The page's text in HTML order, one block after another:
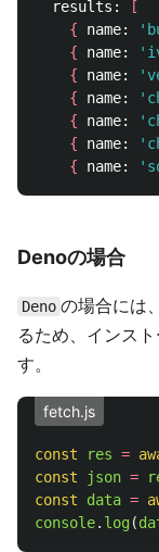
  results:
[
{ name:
{ name:
{ name:
{ name:
{ name:
{ name:
{ name:
Denoの場合
Deno の場合には
るため、インス
す。
fetch.js
const res =
const
json =
const
data =
console. log(